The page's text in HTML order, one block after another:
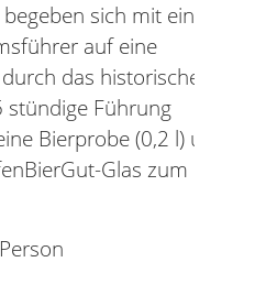
sich mit einem
auf eine
das historische
stündige Führung
Bierprobe (0,2 l) und
Glas zum